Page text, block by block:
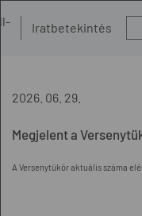
Iratbetekintés
2026. 06. 29.
Megjelent a
A Versenytükör aktuális száma